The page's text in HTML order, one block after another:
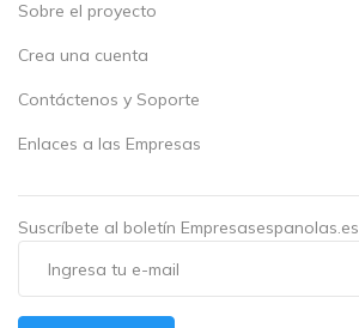
Sobre el proyecto
Crea una cuenta
Contáctenos y Soporte
Enlaces a las Empresas
Suscríbete al boletín Empresasespanolas.es